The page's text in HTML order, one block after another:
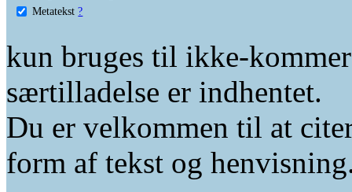
Metatekst ?
kun bruges til ikke-
særtilladelse er indhentet.
Du er velkommen til at
form af tekst og